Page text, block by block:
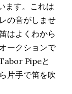
ます。これは
の音がしませ
はよくわから
ークションで
Pipeと
片手で笛を吹